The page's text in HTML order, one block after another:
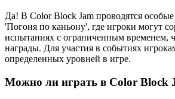
Да! В Color Block Jam проводятся
'Погоня по каньону', где игроки могут
испытаниях с ограниченным временем,
награды. Для участия в событиях
определенных уровней в игре.
Можно ли играть в Color Block